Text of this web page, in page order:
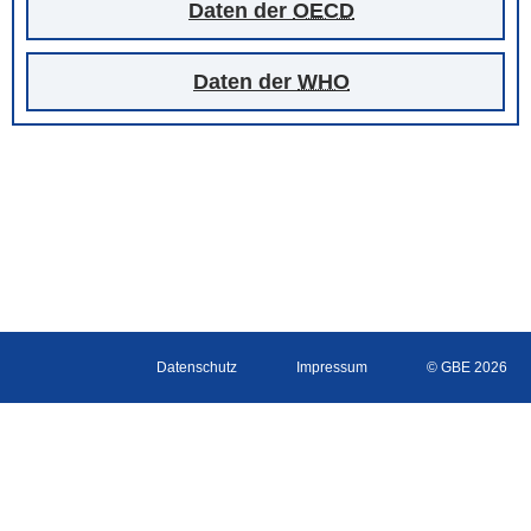
Daten der OECD
Daten der WHO
Datenschutz Impressum © GBE 2026